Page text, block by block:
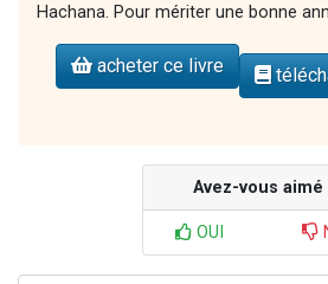
Hachana. Pour mériter une bonne
acheter ce livre
Avez-vous aimé
OUI